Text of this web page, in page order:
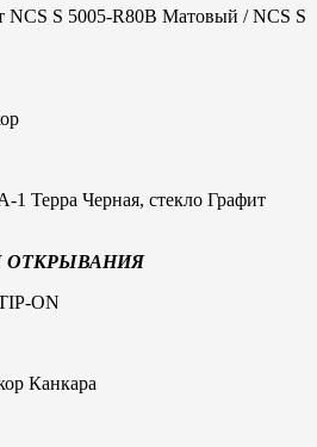
S 5005-R80B Матовый / NCS S
Терра Черная, стекло Графит
ОТКРЫВАНИЯ
ON
Канкара